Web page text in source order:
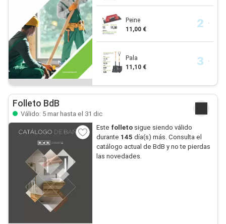
Peine
11,00 €
Pala
11,10 €
Folleto BdB
Válido: 5 mar hasta el 31 dic
Este folletosigue siendo válido
durante 145 día(s) más. Consulta el
catálogo actual de BdB y no te pierdas
las novedades.